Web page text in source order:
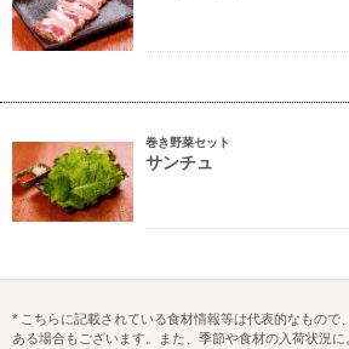
巻き野菜セット
サンチュ
* こちらに記載されている食材情報等は代表的なもので
ある場合もございます。また、季節や食材の入荷状況